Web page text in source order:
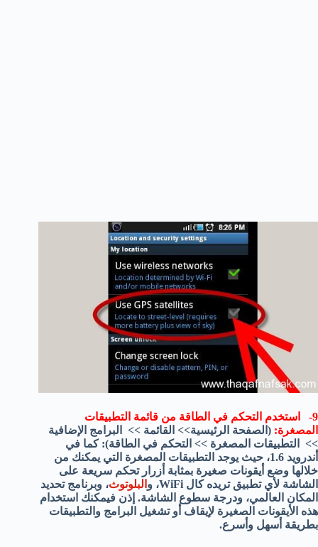
9- استخدم التحكم في الطاقة من قائمة التطبيقات
المصغرة: (الصفحة الرئيسية>> القائمة >> البرامج الإضافية
>> التطبيقات المصغرة >> التحكم في الطاقة): كما في
أندرويد 1.6، حيث يوجد التطبيقات المصغرة التي يمكنك من
خلالها وضع أيقونات صغيرة بمثابة أزرار تحكم سريعة على
الشاشة لأي تطبيق تريده كال WiFi، و
البلوتوث، وبرنامج تحديد
المكان العالمي، ودرجة سطوع الشاشة. إذن فيمكنك استخدام
هذه الأيقونات الصغيرة لإيقاف أو تشغيل البرامج والتطبيقات
بطريقة أسهل وأسرع.